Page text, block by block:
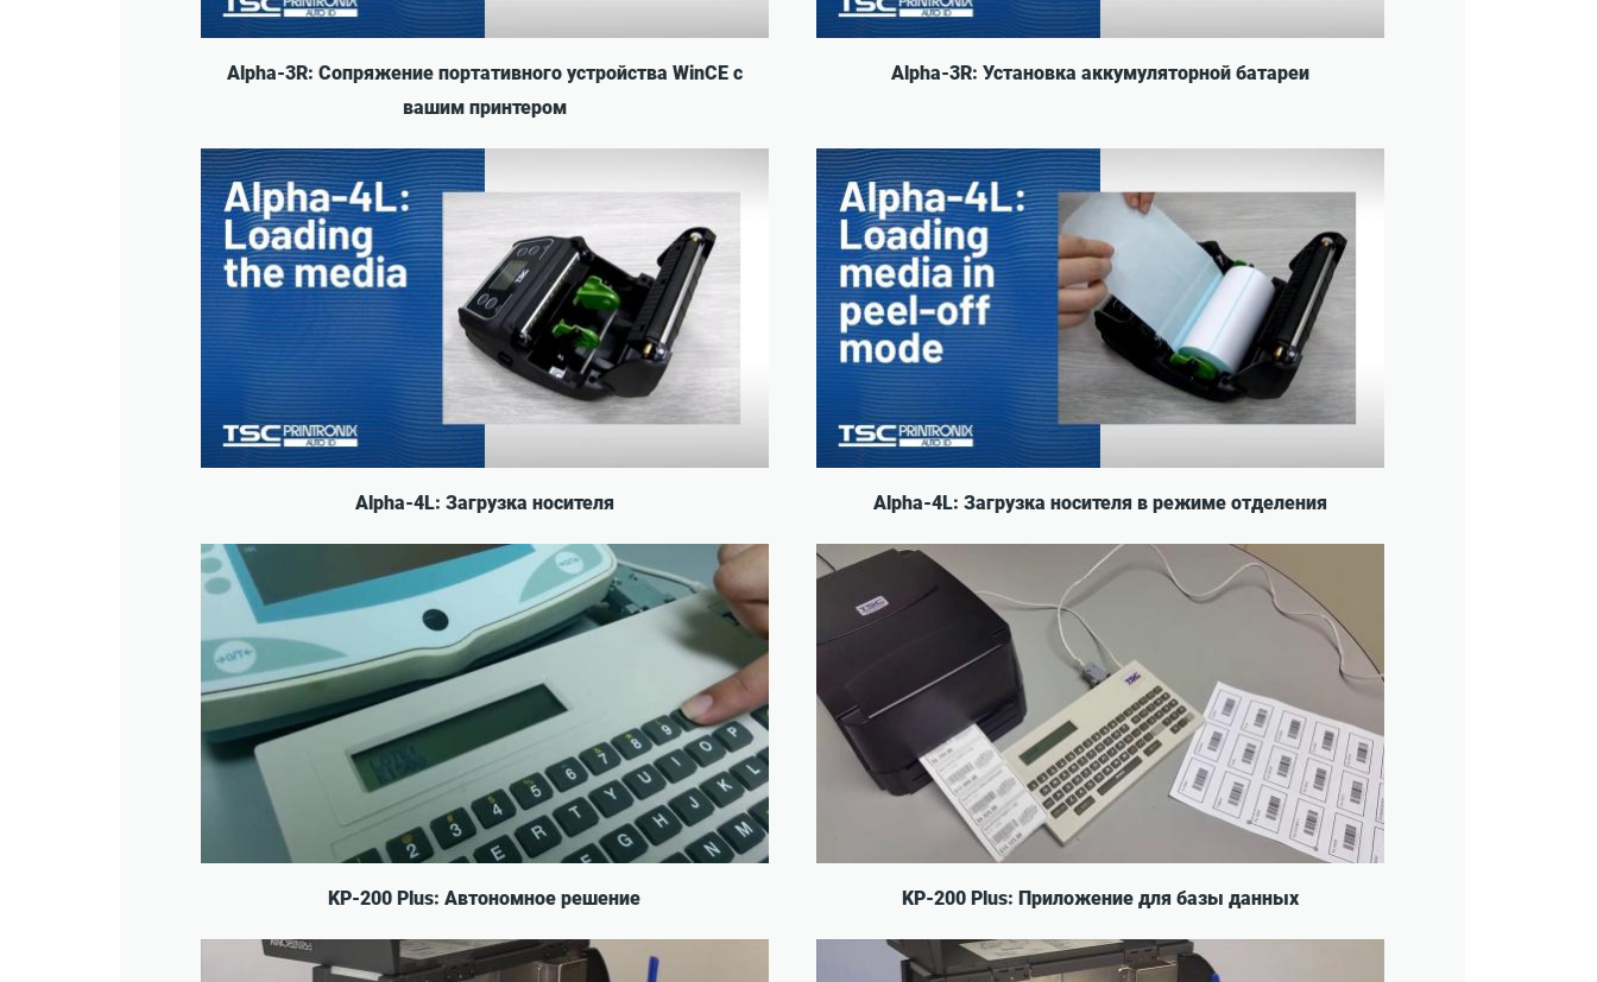
Alpha-3R: Сопряжение портативного устройства WinCE с
вашим принтером
Alpha-3R: Установка аккумуляторной батареи
Alpha-4L: Загрузка носителя Alpha-4L: Загрузка носителя в режиме отделения
KP-200 Plus: Автономное решение KP-200 Plus: Приложение для базы данных